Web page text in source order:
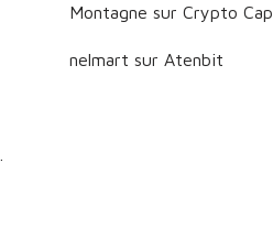
Montagne sur Crypto Cap
nelmart sur Atenbit